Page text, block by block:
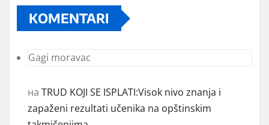
KOMENTARI
Gagi moravac
на TRUD KOJI SE ISPLATI:Visok nivo znanja i
zapaženi rezultati učenika na opštinskim